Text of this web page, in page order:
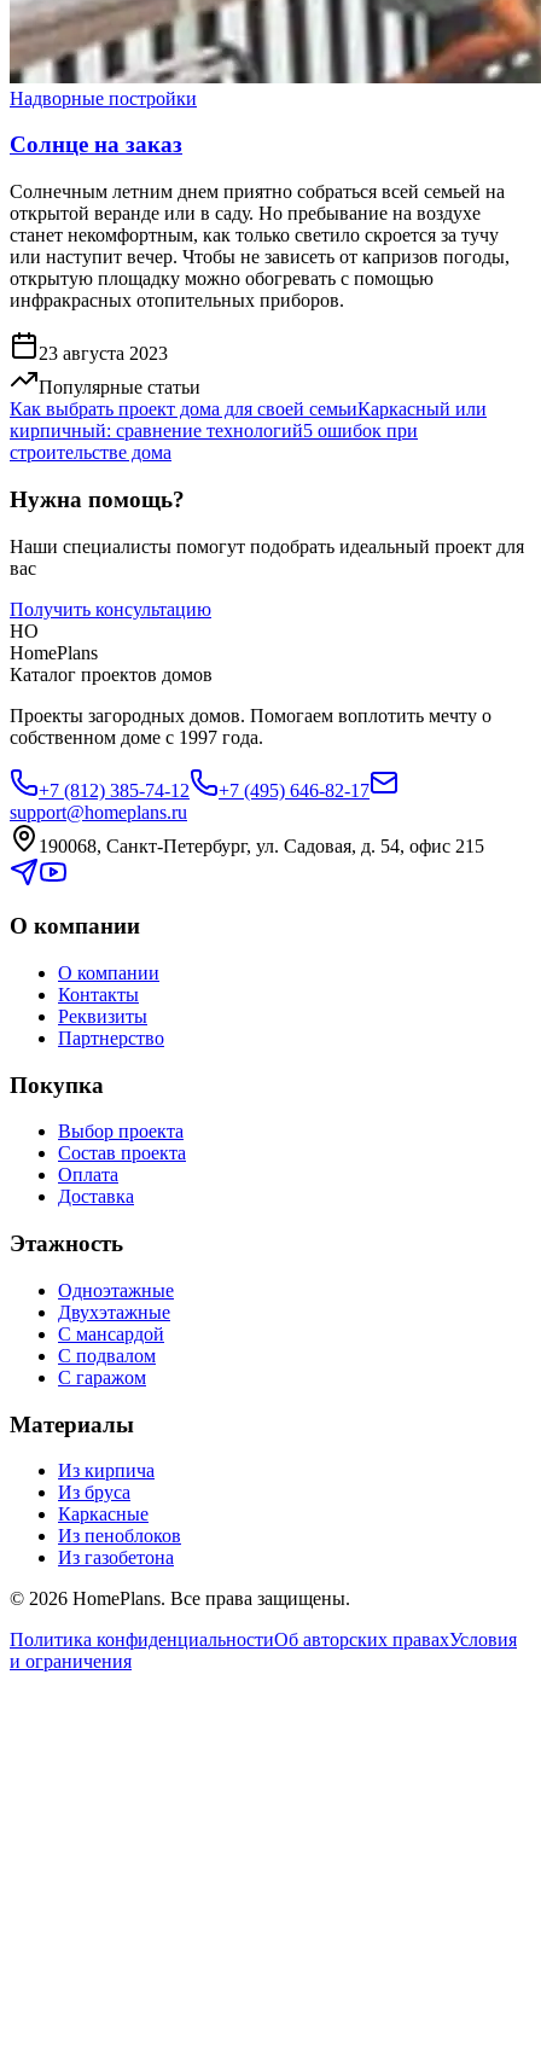
Надворные постройки
Солнце на заказ
Солнечным летним днем приятно собраться всей семьей на
открытой веранде или в саду. Но пребывание на воздухе
станет некомфортным, как только светило скроется за тучу
или наступит вечер. Чтобы не зависеть от капризов погоды,
открытую площадку можно обогревать с помощью
инфракрасных отопительных приборов.
23 августа 2023
Популярные статьи
Как выбрать проект дома для своей семьиКаркасный или
кирпичный: сравнение технологий5 ошибок при
строительстве дома
Нужна помощь?
Наши специалисты помогут подобрать идеальный проект для
вас
Получить консультацию
HO
HomePlans
Каталог проектов домов
Проекты загородных домов. Помогаем воплотить мечту о
собственном доме с 1997 года.
+7 (812) 385-74-12
+7 (495) 646-82-17
support@homeplans.ru
190068, Санкт-Петербург, ул. Садовая, д. 54, офис 215
О компании
О компании
Контакты
Реквизиты
Партнерство
Покупка
Выбор проекта
Состав проекта
Оплата
Доставка
Этажность
Одноэтажные
Двухэтажные
С мансардой
С подвалом
С гаражом
Материалы
Из кирпича
Из бруса
Каркасные
Из пеноблоков
Из газобетона
© 2026 HomePlans. Все права защищены.
Политика конфиденциальностиОб авторских правахУсловия
и ограничения